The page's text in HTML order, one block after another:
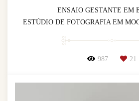
ENSAIO GESTANTE EM
ESTÚDIO DE FOTOGRAFIA EM
987 21